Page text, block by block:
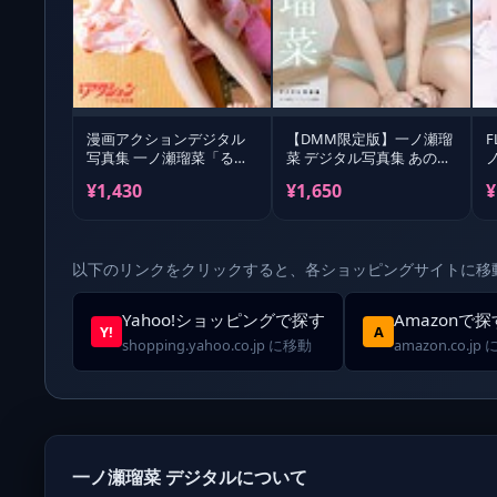
漫画アクションデジタル
写真集 一ノ瀬瑠菜「るた
¥1,430
【DMM限定版】一ノ瀬瑠
菜 デジタル写真集 あの日
¥1,650
以下のリンクをクリックすると、各ショッピングサイトに移
Y!
Yahoo!ショッピングで探す
shopping.yahoo.co.jp に移動
A
Amazonで探
amazon.co.jp
一ノ瀬瑠菜 デジタルについて